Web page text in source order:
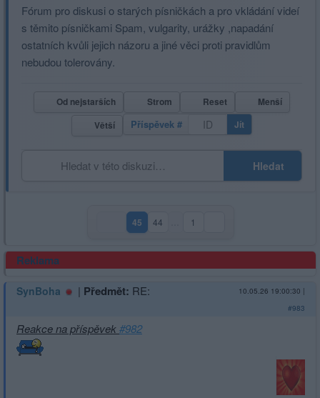
Fórum pro diskusi o starých písničkách a pro vkládání videí
s těmito písničkami Spam, vulgarity, urážky ,napadání
ostatních kvůli jejich názoru a jiné věci proti pravidlům
nebudou tolerovány.
Od nejstarších Strom Reset
Menší
Větší
Příspěvek # Jít
Hledat
45(aktuální strana)
44 1
Reklama
SynBoha | Předmět: RE: 10.05.26 19:00:30 |
#983
Reakce na příspěvek#982